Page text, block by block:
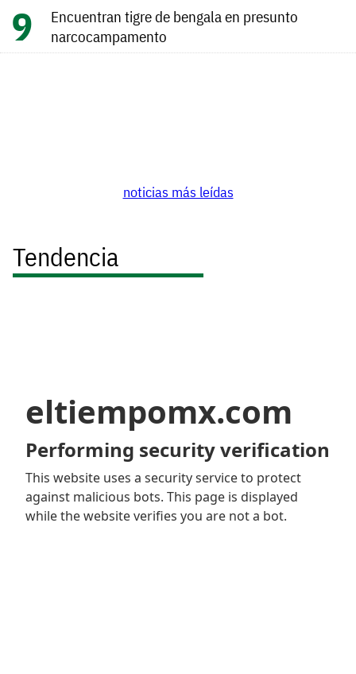
Encuentran tigre de bengala en presunto
narcocampamento
noticias más leídas
Tendencia